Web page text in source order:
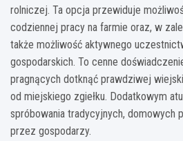
rolniczej. Ta opcja przewiduje
codziennej pracy na farmie oraz, w
także możliwość aktywnego
gospodarskich. To cenne
pragnących dotknąć prawdziwej
od miejskiego zgiełku. Dodatkowym
spróbowania tradycyjnych, domowych
przez gospodarzy.